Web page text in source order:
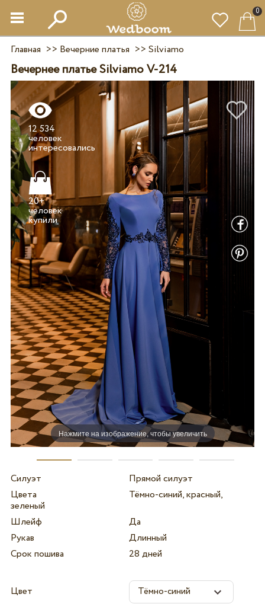
0
Главная >> Вечерние платья >> Silviamo
Вечернее платье Silviamo V-214
Нажмите на изображение, чтобы увеличить
12 534
человек
20+
человек
купили
Силуэт
Прямой силуэт
Цвета
Тёмно-синий, красный,
зеленый
Шлейф
Да
Рукав
Длинный
Срок пошива
28 дней
Цвет